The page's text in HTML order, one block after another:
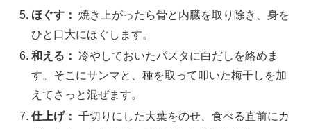
ほぐす： 焼き上がったら骨と内臓を取り除き、身を
ひと口大にほぐします。
和える： 冷やしておいたパスタに白だしを絡めま
す。そこにサンマと、種を取って叩いた梅干しを加
えてさっと混ぜます。
仕上げ： 千切りにした大葉をのせ、食べる直前にカ